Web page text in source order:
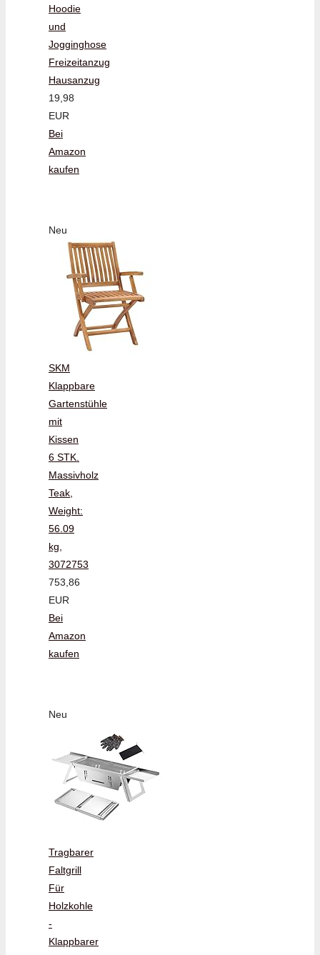
Hoodie
und
Jogginghose
Freizeitanzug
Hausanzug
19,98
EUR
Bei
Amazon
kaufen
Neu
SKM
Klappbare
Gartenstühle
mit
Kissen
6 STK.
Massivholz
Teak,
Weight:
56.09
kg,
3072753
753,86
EUR
Bei
Amazon
kaufen
Neu
Tragbarer
Faltgrill
Für
Holzkohle
-
Klappbarer